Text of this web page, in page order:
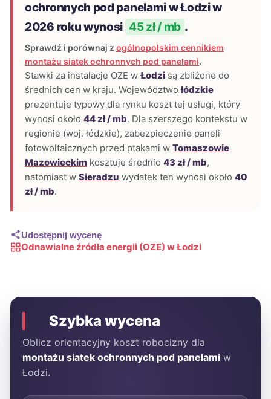
ochronnych pod panelami w Łodzi w
2026 roku wynosi 45 zł / mb .
Sprawdź i porównaj z ogólnopolskim cennikiem
montażu siatek ochronnych pod panelami.
Stawki za instalacje OZE w Łodzi są zbliżone do
średnich cen w kraju. Województwołódzkie
prezentuje typowy dla rynku koszt tej usługi, który
wynosi około 44 zł / mb. Dla szerszego kontekstu w
regionie (woj. łódzkie), zabezpieczenie paneli
fotowoltaicznych przed ptakami w Tomaszowie
Mazowieckim kosztuje średnio 43 zł / mb,
natomiast w Sieradzu wydatek ten wynosi około 40
zł / mb.
Udostępnij wycenę
Odnawialne źródła energii (OZE) w Łodzi
Szybka wycena
Oblicz orientacyjny koszt robocizny dla
montażu siatek ochronnych pod panelami w
Łodzi.